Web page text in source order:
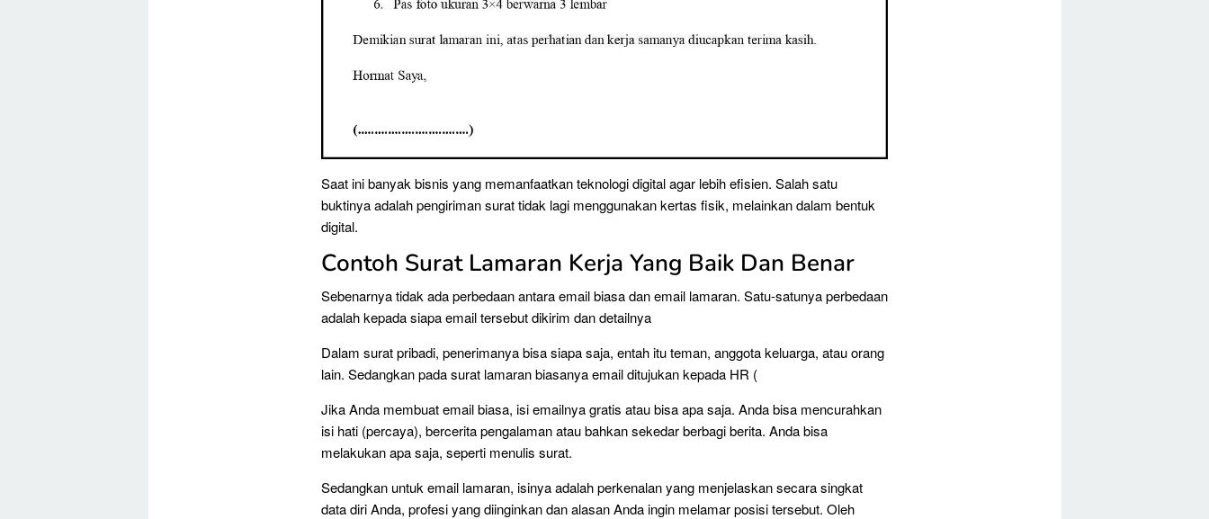
Saat ini banyak bisnis yang memanfaatkan teknologi digital agar lebih efisien. Salah satu
buktinya adalah pengiriman surat tidak lagi menggunakan kertas fisik, melainkan dalam bentuk
digital.
Contoh Surat Lamaran Kerja Yang Baik Dan Benar
Sebenarnya tidak ada perbedaan antara email biasa dan email lamaran. Satu-satunya perbedaan
adalah kepada siapa email tersebut dikirim dan detailnya
Dalam surat pribadi, penerimanya bisa siapa saja, entah itu teman, anggota keluarga, atau orang
lain. Sedangkan pada surat lamaran biasanya email ditujukan kepada HR (
Jika Anda membuat email biasa, isi emailnya gratis atau bisa apa saja. Anda bisa mencurahkan
isi hati (percaya), bercerita pengalaman atau bahkan sekedar berbagi berita. Anda bisa
melakukan apa saja, seperti menulis surat.
Sedangkan untuk email lamaran, isinya adalah perkenalan yang menjelaskan secara singkat
data diri Anda, profesi yang diinginkan dan alasan Anda ingin melamar posisi tersebut. Oleh